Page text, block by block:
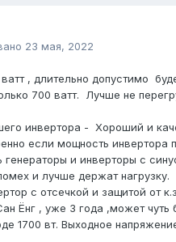
23 мая, 2022
, длительно допустимо
700 ватт. Лучше не
инвертора - Хороший и
если мощность инвертора
генераторы и инверторы с
и лучше держат нагрузку.
с отсечкой и защитой от
Ёнг , уже 3 года ,может чуть
1700 вт. Выходное